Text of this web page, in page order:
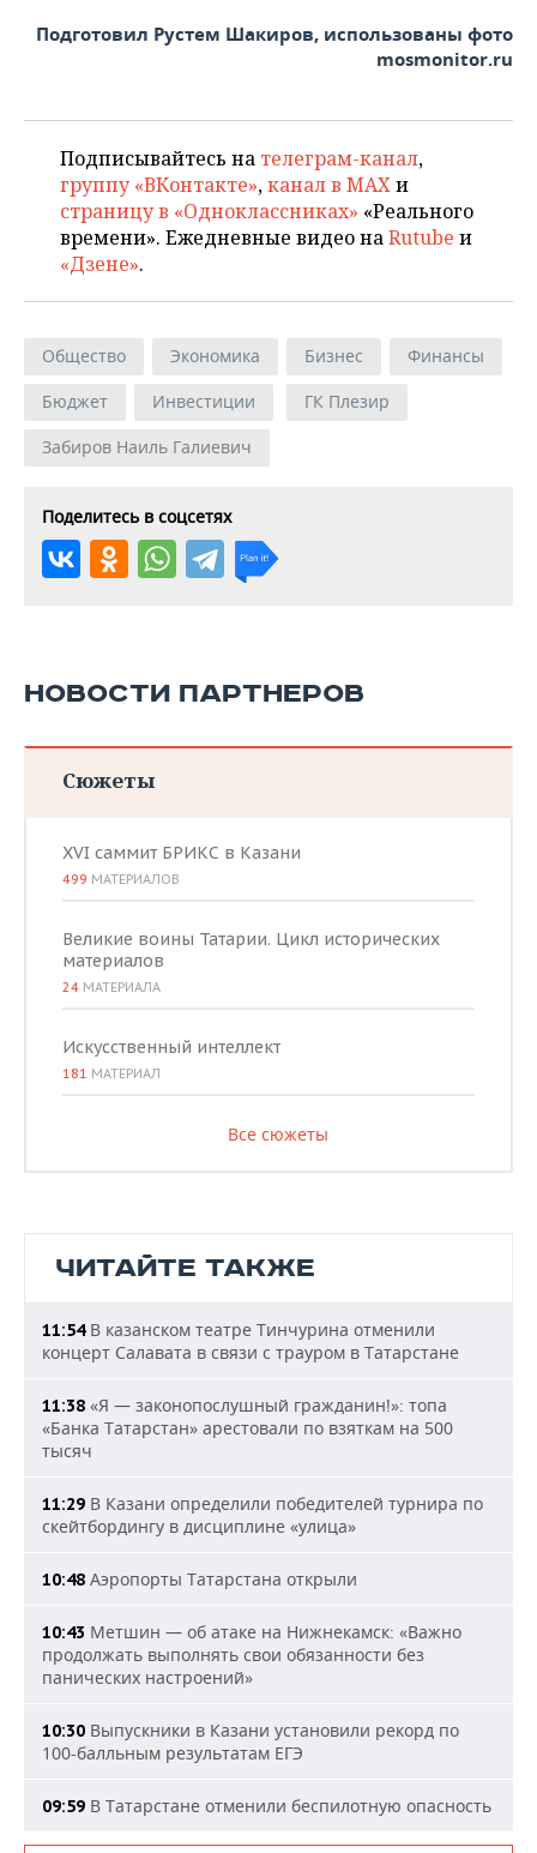
Подготовил Рустем Шакиров, использованы фото
mosmonitor.ru
Подписывайтесь на телеграм-канал,
группу «ВКонтакте»,канал в MAXи
страницу в «Одноклассниках» «Реального
времени». Ежедневные видео наRutube и
«Дзене».
Общество Экономика Бизнес
Финансы
Бюджет
Инвестиции
ГК Плезир
Забиров Наиль Галиевич
Поделитесь в соцсетях
НОВОСТИ ПАРТНЕРОВ
Сюжеты
XVI саммит БРИКС в Казани
499 МАТЕРИАЛОВ
Великие воины Татарии. Цикл исторических
материалов
24 МАТЕРИАЛА
Искусственный интеллект
181 МАТЕРИАЛ
Все сюжеты
ЧИТАЙТЕ ТАКЖЕ
11:54В казанском театре Тинчурина отменили
концерт Салавата в связи с трауром в Татарстане
11:38 «Я — законопослушный гражданин!»: топа
«Банка Татарстан» арестовали по взяткам на 500
тысяч
11:29 В Казани определили победителей турнира по
скейтбордингу в дисциплине «улица»
10:48 Аэропорты Татарстана открыли
10:43 Метшин — об атаке на Нижнекамск: «Важно
продолжать выполнять свои обязанности без
панических настроений»
10:30 Выпускники в Казани установили рекорд по
100-балльным результатам ЕГЭ
09:59 В Татарстане отменили беспилотную опасность